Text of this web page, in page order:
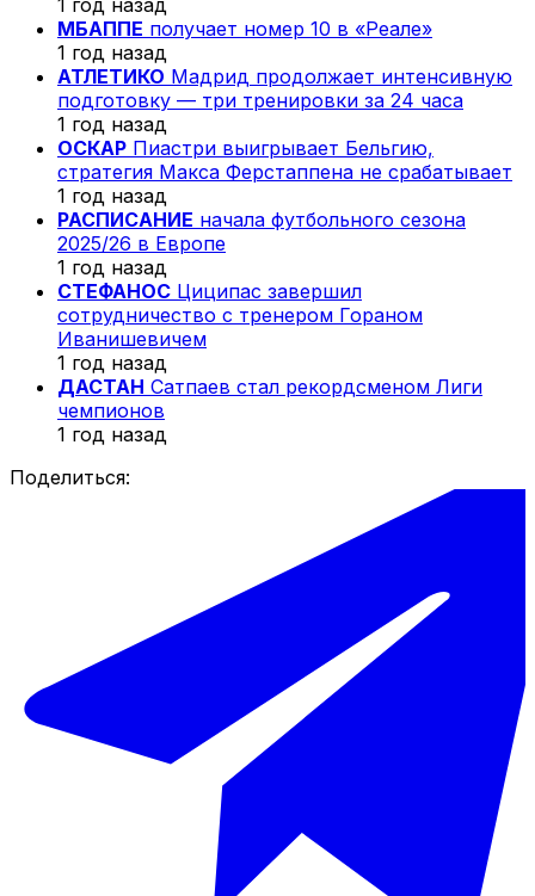
МБАППЕ получает номер 10 в «Реале»
1 год назад
АТЛЕТИКО Мадрид продолжает интенсивную
подготовку — три тренировки за 24 часа
1 год назад
ОСКАР Пиастри выигрывает Бельгию,
стратегия Макса Ферстаппена не срабатывает
1 год назад
РАСПИСАНИЕ начала футбольного сезона
2025/26 в Европе
1 год назад
СТЕФАНОС Циципас завершил
сотрудничество с тренером Гораном
Иванишевичем
1 год назад
ДАСТАН Сатпаев стал рекордсменом Лиги
чемпионов
1 год назад
Поделиться: